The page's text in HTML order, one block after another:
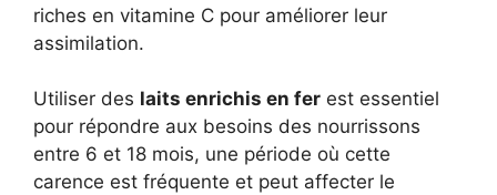
riches en vitamine C pour améliorer leur
assimilation.
Utiliser des laits enrichis en fer est essentiel
pour répondre aux besoins des nourrissons
entre 6 et 18 mois, une période où cette
carence est fréquente et peut affecter le